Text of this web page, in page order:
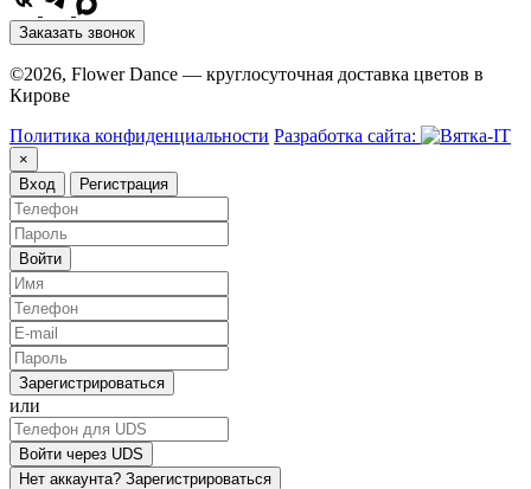
Заказать звонок
©2026, Flower Dance — круглосуточная доставка цветов в
Кирове
Политика конфиденциальности Разработка сайта:
×
Вход
Регистрация
Войти
Зарегистрироваться
или
Войти через UDS
Нет аккаунта? Зарегистрироваться